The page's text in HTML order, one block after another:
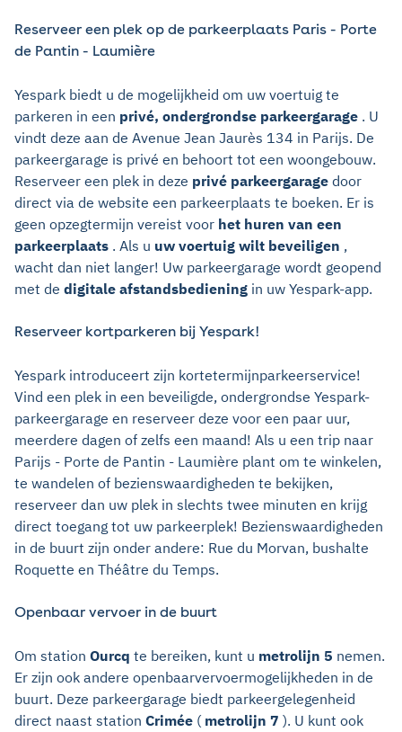
Reserveer een plek op de parkeerplaats Paris - Porte
de Pantin - Laumière
Yespark biedt u de mogelijkheid om uw voertuig te
parkeren in een privé, ondergrondse parkeergarage . U
vindt deze aan de Avenue Jean Jaurès 134 in Parijs. De
parkeergarage is privé en behoort tot een woongebouw.
Reserveer een plek in deze privé parkeergarage door
direct via de website een parkeerplaats te boeken. Er is
geen opzegtermijn vereist voor het huren van een
parkeerplaats . Als u uw voertuig wilt beveiligen ,
wacht dan niet langer! Uw parkeergarage wordt geopend
met de digitale afstandsbediening in uw Yespark-app.
Reserveer kortparkeren bij Yespark!
Yespark introduceert zijn kortetermijnparkeerservice!
Vind een plek in een beveiligde, ondergrondse Yespark-
parkeergarage en reserveer deze voor een paar uur,
meerdere dagen of zelfs een maand! Als u een trip naar
Parijs - Porte de Pantin - Laumière plant om te winkelen,
te wandelen of bezienswaardigheden te bekijken,
reserveer dan uw plek in slechts twee minuten en krijg
direct toegang tot uw parkeerplek! Bezienswaardigheden
in de buurt zijn onder andere: Rue du Morvan, bushalte
Roquette en Théâtre du Temps.
Openbaar vervoer in de buurt
Om station Ourcq te bereiken, kunt u metrolijn 5 nemen.
Er zijn ook andere openbaarvervoermogelijkheden in de
buurt. Deze parkeergarage biedt parkeergelegenheid
direct naast station Crimée ( metrolijn 7 ). U kunt ook